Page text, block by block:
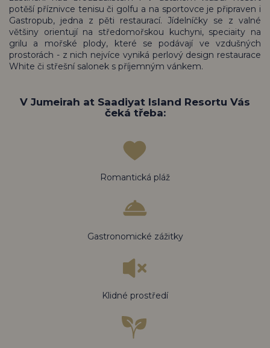
potěší příznivce tenisu či golfu a na sportovce je připraven i
Gastropub, jedna z pěti restaurací. Jídelníčky se z valné
většiny orientují na středomořskou kuchyni, speciaity na
grilu a mořské plody, které se podávají ve vzdušných
prostorách - z nich nejvíce vyniká perlový design restaurace
White či střešní salonek s příjemným vánkem.
V Jumeirah at Saadiyat Island Resortu Vás
čeká třeba:
Romantická pláž
Gastronomické zážitky
Klidné prostředí